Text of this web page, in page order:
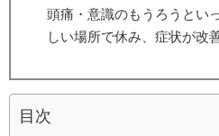
頭痛・意識のもうろうとい
しい場所で休み、症状が改
目次